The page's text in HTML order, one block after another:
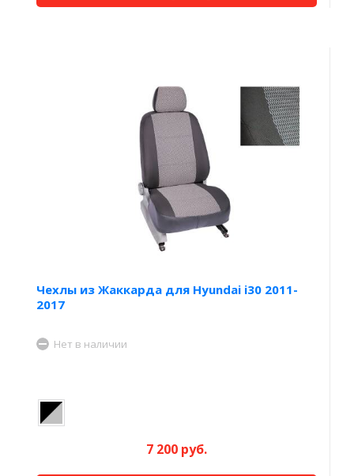
Чехлы из Жаккарда для Hyundai i30 2011-
2017
Нет в наличии
7 200 руб.